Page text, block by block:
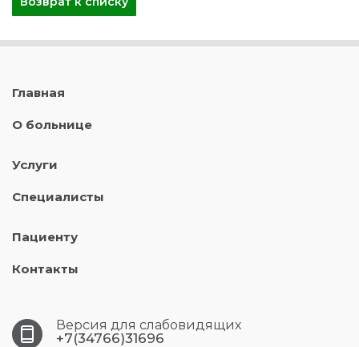
Главная
О больнице
Услуги
Специалисты
Пациенту
Контакты
Версия для слабовидящих
+7(34766)31696